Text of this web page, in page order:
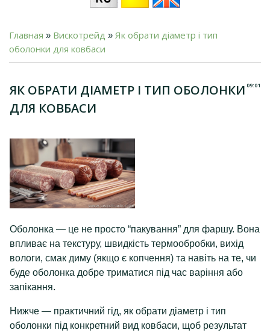
Главная » Вискотрейд » Як обрати діаметр і тип
оболонки для ковбаси
09:01
ЯК ОБРАТИ ДІАМЕТР І ТИП ОБОЛОНКИ
ДЛЯ КОВБАСИ
Оболонка — це не просто “пакування” для фаршу. Вона
впливає на текстуру, швидкість термообробки, вихід
вологи, смак диму (якщо є копчення) та навіть на те, чи
буде оболонка добре триматися під час варіння або
запікання.
Нижче — практичний гід, як обрати діаметр і тип
оболонки під конкретний вид ковбаси, щоб результат